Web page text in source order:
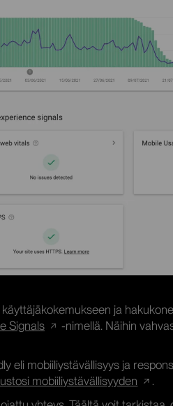
ja
Signals
-nimellä. Näihin
eli mobiiliystävällisyys ja
mobiiliystävällisyyden
.